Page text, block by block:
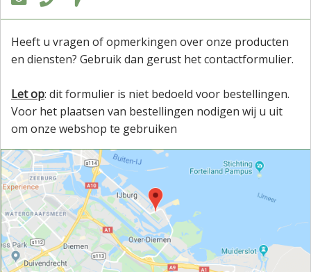
Heeft u vragen of opmerkingen over onze producten
en diensten? Gebruik dan gerust het contactformulier.
Let op: dit formulier is niet bedoeld voor bestellingen.
Voor het plaatsen van bestellingen nodigen wij u uit
om onze webshop te gebruiken